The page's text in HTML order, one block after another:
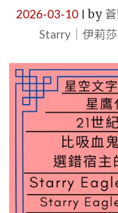
2026-03-10| by
Starry｜伊莉